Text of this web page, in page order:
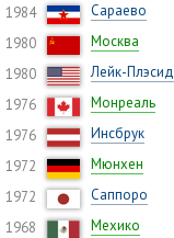
1984
Сараево
1980
Москва
1980
Лейк-Плэсид
1976
Монреаль
1976
Инсбрук
1972
Мюнхен
1972
Саппоро
1968
Мехико